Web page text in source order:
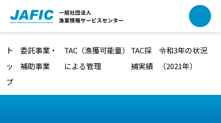
ト
ッ
プ
委託事業・
補助事業
TAC（漁獲可能量）
による管理
TAC採
捕実績
令和3年の状況
（2021年）